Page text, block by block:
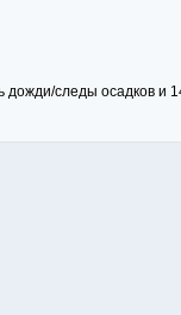
следы осадков и